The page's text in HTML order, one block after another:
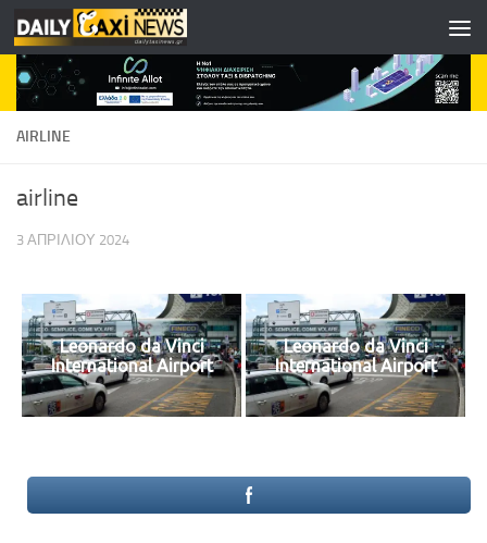
Skip to content
AIRLINE
airline
3 ΑΠΡΙΛΊΟΥ 2024
Leonardo da Vinci
International Airport
Leonardo da Vinci
International Airport